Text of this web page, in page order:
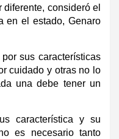
consideró el
en el estado, Genaro
sus características
cuidado y otras no lo
una debe tener un
característica y su
es necesario tanto